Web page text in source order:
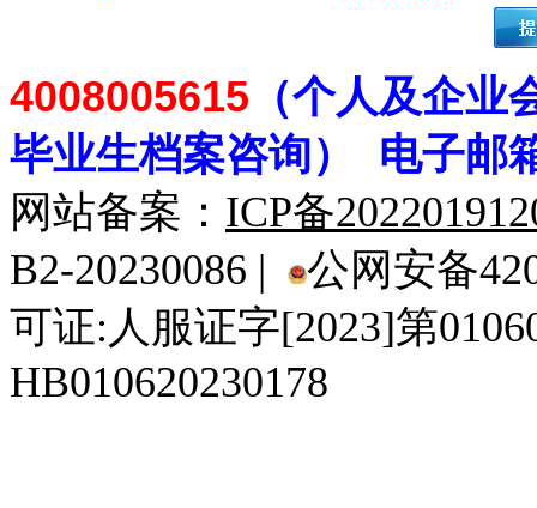
4008005615 （个人及企
毕业生档案咨询） 电子邮
网站备案： ICP备
B2-20230086 |
公网安备
可证:人服证字[2023]第
HB010620230178